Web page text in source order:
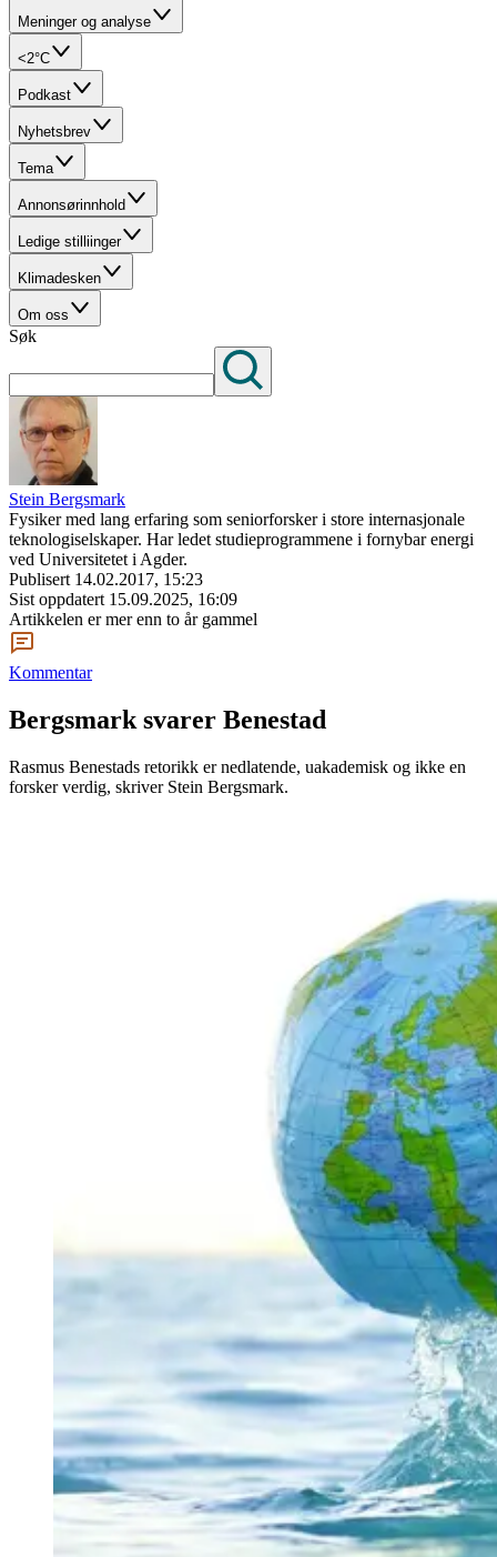
Meninger og analyse
<2°C
Podkast
Nyhetsbrev
Tema
Annonsørinnhold
Ledige stilliinger
Klimadesken
Om oss
Søk
Stein Bergsmark
Fysiker med lang erfaring som seniorforsker i store internasjonale
teknologiselskaper. Har ledet studieprogrammene i fornybar energi
ved Universitetet i Agder.
Publisert 14.02.2017, 15:23
Sist oppdatert 15.09.2025, 16:09
Artikkelen er mer enn to år gammel
Kommentar
Bergsmark svarer Benestad
Rasmus Benestads retorikk er nedlatende, uakademisk og ikke en
forsker verdig, skriver Stein Bergsmark.